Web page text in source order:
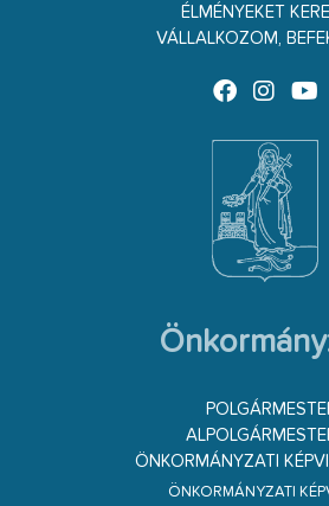
ÉLMÉNYEKET
VÁLLALKOZOM,
ÖNKORMÁNYZATI
ÖNKORMÁNYZATI